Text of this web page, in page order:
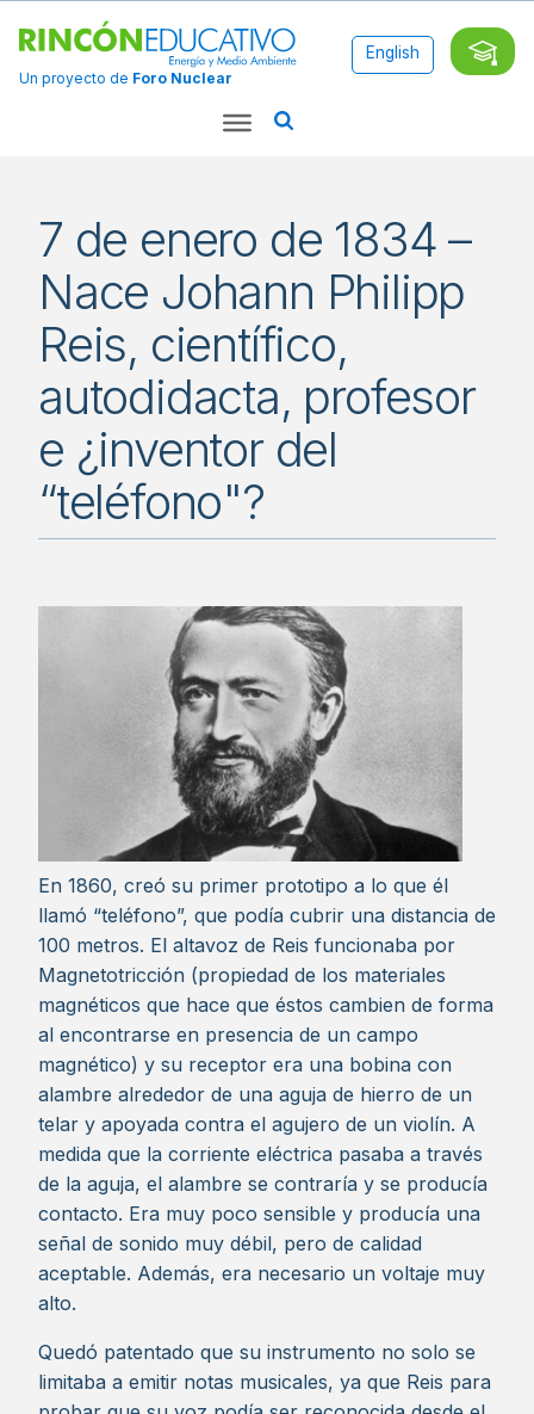
Un proyecto de Foro Nuclear
English
7 de enero de 1834 –
Nace Johann Philipp
Reis, científico,
autodidacta, profesor
e ¿inventor del
“teléfono"?
En 1860, creó su primer prototipo a lo que él
llamó “teléfono”, que podía cubrir una distancia de
100 metros. El altavoz de Reis funcionaba por
Magnetotricción (propiedad de los materiales
magnéticos que hace que éstos cambien de forma
al encontrarse en presencia de un campo
magnético) y su receptor era una bobina con
alambre alrededor de una aguja de hierro de un
telar y apoyada contra el agujero de un violín. A
medida que la corriente eléctrica pasaba a través
de la aguja, el alambre se contraría y se producía
contacto. Era muy poco sensible y producía una
señal de sonido muy débil, pero de calidad
aceptable. Además, era necesario un voltaje muy
alto.
Quedó patentado que su instrumento no solo se
limitaba a emitir notas musicales, ya que Reis para